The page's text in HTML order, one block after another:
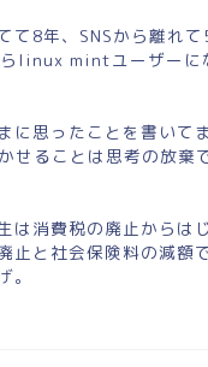
て8年、SNSから離れて
linux mintユーザーに
に思ったことを書いてま
せることは思考の放棄
は消費税の廃止からは
止と社会保険料の減額
。